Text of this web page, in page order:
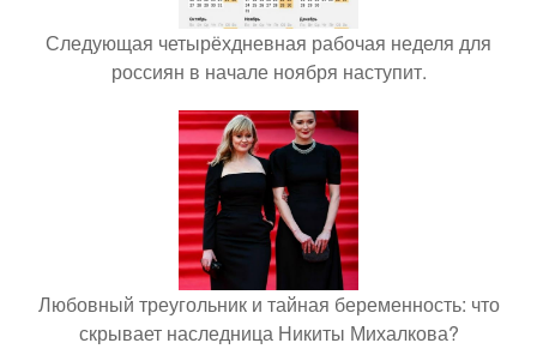
Следующая четырёхдневная рабочая неделя для
россиян в начале ноября наступит.
Любовный треугольник и тайная беременность: что
скрывает наследница Никиты Михалкова?